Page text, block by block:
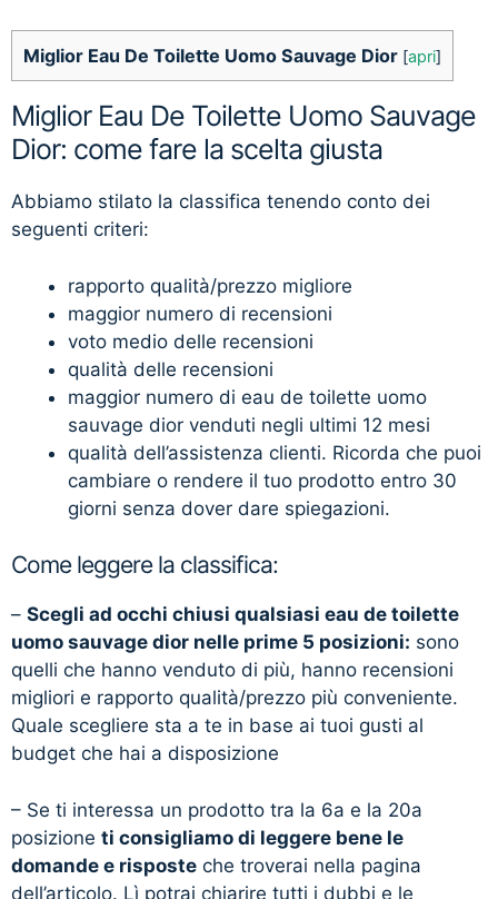
Miglior Eau De Toilette Uomo Sauvage Dior [apri]
Miglior Eau De Toilette Uomo Sauvage
Dior: come fare la scelta giusta
Abbiamo stilato la classifica tenendo conto dei
seguenti criteri:
rapporto qualità/prezzo migliore
maggior numero di recensioni
voto medio delle recensioni
qualità delle recensioni
maggior numero di eau de toilette uomo
sauvage dior venduti negli ultimi 12 mesi
qualità dell’assistenza clienti. Ricorda che puoi
cambiare o rendere il tuo prodotto entro 30
giorni senza dover dare spiegazioni.
Come leggere la classifica:
– Scegli ad occhi chiusi qualsiasi eau de toilette
uomo sauvage dior nelle prime 5 posizioni: sono
quelli che hanno venduto di più, hanno recensioni
migliori e rapporto qualità/prezzo più conveniente.
Quale scegliere sta a te in base ai tuoi gusti al
budget che hai a disposizione
– Se ti interessa un prodotto tra la 6a e la 20a
posizione ti consigliamo di leggere bene le
domande e risposte che troverai nella pagina
dell’articolo. Lì potrai chiarire tutti i dubbi e le